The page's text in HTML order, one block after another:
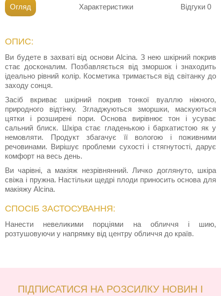
Огляд Характеристики Відгуки 0
ОПИС:
Ви будете в захваті від основи Alcina. З нею шкірний покрив
стає досконалим. Позбавляється від зморшок і знаходить
ідеально рівний колір. Косметика тримається від світанку до
заходу сонця.
Засіб вкриває шкірний покрив тонкої вуаллю ніжного,
природного відтінку. Згладжуються зморшки, маскуються
цятки і розширені пори. Основа вирівнює тон і усуває
сальний блиск. Шкіра стає гладенькою і бархатистою як у
немовляти. Продукт збагачує її вологою і поживними
речовинами. Вирішує проблеми сухості і стягнутості, дарує
комфорт на весь день.
Ви чарівні, а макіяж незрівнянний. Личко доглянуто, шкіра
свіжа і пружна. Настільки щедрі плоди приносить основа для
макіяжу Alcina.
СПОСІБ ЗАСТОСУВАННЯ:
Нанести невеликими порціями на обличчя і шию,
розтушовуючи у напрямку від центру обличчя до країв.
ПІДПИСАТИСЯ НА РОЗСИЛКУ НОВИН І